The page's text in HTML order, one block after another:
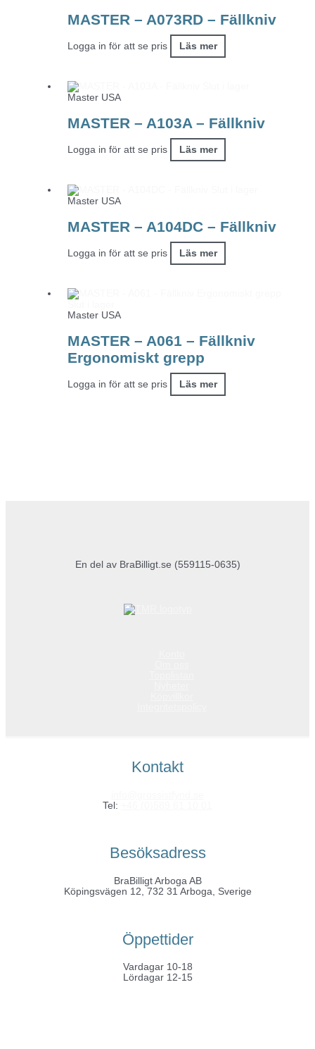
MASTER – A073RD – Fällkniv
Logga in för att se pris Läs mer
Master USA
MASTER – A103A – Fällkniv
Logga in för att se pris Läs mer
Master USA
MASTER – A104DC – Fällkniv
Logga in för att se pris Läs mer
Master USA
MASTER – A061 – Fällkniv
Ergonomiskt grepp
Logga in för att se pris Läs mer
En del av BraBilligt.se (559115-0635)
Kontakt
Tel:
Besöksadress
BraBilligt Arboga AB
Köpingsvägen 12, 732 31 Arboga, Sverige
Öppettider
Vardagar 10-18
Lördagar 12-15